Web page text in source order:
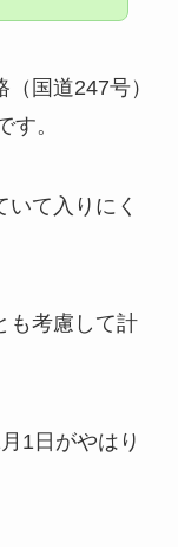
国道247号）
す。
て入りにく
も考慮して計
1日がやはり